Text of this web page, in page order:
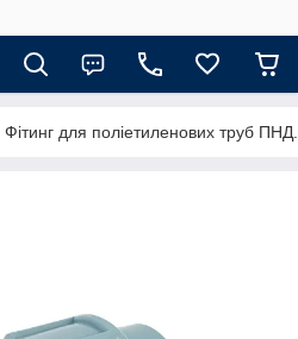
Фітинг для поліетиленових труб ПНД.